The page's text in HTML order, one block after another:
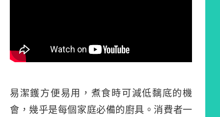
易潔鑊方便易用，煮食時可減低黐底的機
會，幾乎是每個家庭必備的廚具。消費者一